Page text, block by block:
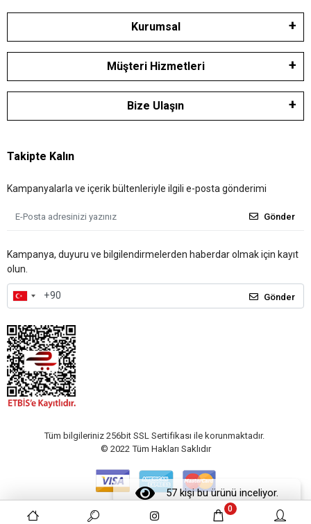
57 kişi bu ürünü inceliyor.
Kurumsal
Müşteri Hizmetleri
Bize Ulaşın
Takipte Kalın
Kampanyalarla ve içerik bültenleriyle ilgili e-posta gönderimi
Gönder
Kampanya, duyuru ve bilgilendirmelerden haberdar olmak için kayıt
olun.
Gönder
Tüm bilgileriniz 256bit SSL Sertifikası ile korunmaktadır.
© 2022 Tüm Hakları Saklıdır
0